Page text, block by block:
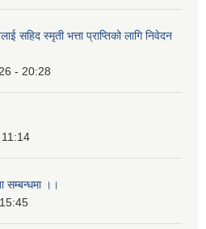
सहिद स्मृती भत्ता प्राप्तिको लागि निवेदन
- 20:28
सम्बन्धमा ।।